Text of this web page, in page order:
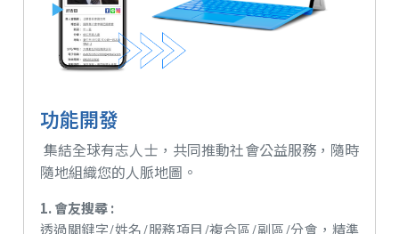
功能開發
集結全球有志人士，共同推動社會公益服務，隨時
隨地組織您的人脈地圖。
1. 會友搜尋 :
透過關鍵字/姓名/服務項目/複合區/副區/分會，精準